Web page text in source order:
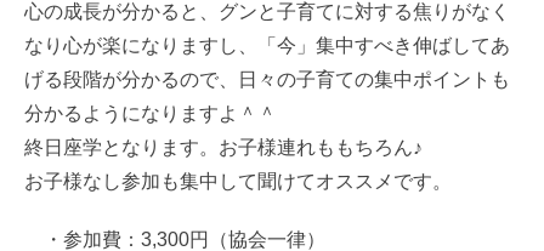
心の成長が分かると、グンと子育てに対する焦りがなく
なり心が楽になりますし、「今」集中すべき伸ばしてあ
げる段階が分かるので、日々の子育ての集中ポイントも
分かるようになりますよ＾＾
終日座学となります。お子様連れももちろん♪
お子様なし参加も集中して聞けてオススメです。
・参加費：3,300円（協会一律）